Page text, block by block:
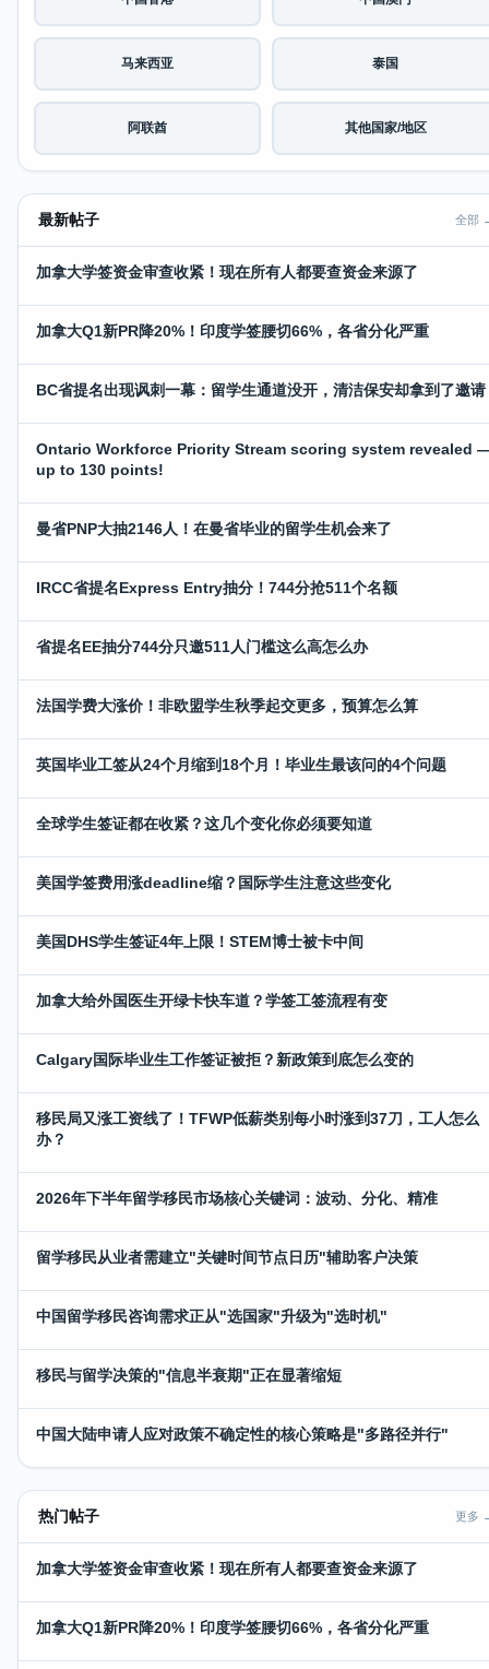
马来西亚 泰国
阿联酋 其他国家/地区
最新帖子 全部
加拿大学签资金审查收紧！现在所有人都要查资金来源了
加拿大Q1新PR降20%！印度学签腰切66%，各省分化严重
BC省提名出现讽刺一幕：留学生通道没开，清洁保安却拿到了邀请
Ontario Workforce Priority Stream scoring system revealed
up to 130 points!
曼省PNP大抽2146人！在曼省毕业的留学生机会来了
IRCC省提名Express Entry抽分！744分抢511个名额
省提名EE抽分744分只邀511人门槛这么高怎么办
法国学费大涨价！非欧盟学生秋季起交更多，预算怎么算
英国毕业工签从24个月缩到18个月！毕业生最该问的4个问题
全球学生签证都在收紧？这几个变化你必须要知道
美国学签费用涨deadline缩？国际学生注意这些变化
美国DHS学生签证4年上限！STEM博士被卡中间
加拿大给外国医生开绿卡快车道？学签工签流程有变
Calgary国际毕业生工作签证被拒？新政策到底怎么变的
移民局又涨工资线了！TFWP低薪类别每小时涨到37刀，工人怎么
办？
2026年下半年留学移民市场核心关键词：波动、分化、精准
留学移民从业者需建立"关键时间节点日历"辅助客户决策
中国留学移民咨询需求正从"选国家"升级为"选时机"
移民与留学决策的"信息半衰期"正在显著缩短
中国大陆申请人应对政策不确定性的核心策略是"多路径并行"
热门帖子 更多
加拿大学签资金审查收紧！现在所有人都要查资金来源了
加拿大Q1新PR降20%！印度学签腰切66%，各省分化严重